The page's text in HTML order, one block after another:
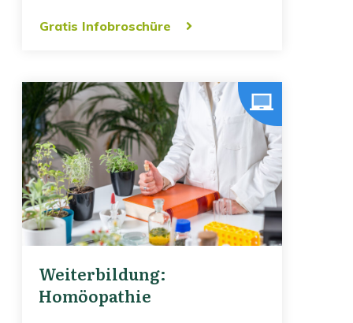
Gratis Infobroschüre
Weiterbildung:
Homöopathie